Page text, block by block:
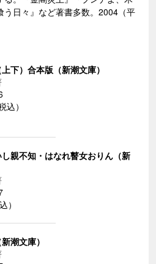
う日々』など著書多数。2004（平
下）合本版（新潮文庫）
込）
親不知・はなれ瞽女おりん（新
）
潮文庫）